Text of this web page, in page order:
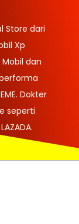
Store dari
Xp
dan
Dokter
seperti